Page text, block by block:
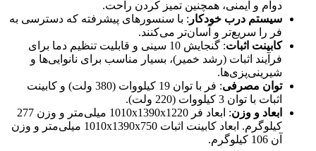
دوام و ایمنی، همچنین تمیز کردن راحت.
سیستم درب خودکار : با سنسورهای پیشرفته که دسترسی به
فر را سریع‌تر و آسان‌تر می‌کنند.
کابینت اثبات
: گنجایش 10 سینی و قابلیت تنظیم دما برای
فرآیند اثبات (رشد خمیر)، بسیار مناسب برای نانوایی‌ها و
شیرینی‌پزی‌ها.
توان مصرفی
: فر با توان 19 کیلووات (380 ولت) و کابینت
اثبات با توان 3 کیلووات (220 ولت).
ابعاد و وزن
: ابعاد فر 1010x1390x1220 میلی‌متر و وزن 277
کیلوگرم. ابعاد کابینت اثبات 1010x1390x750 میلی‌متر و وزن
آن 106 کیلوگرم.